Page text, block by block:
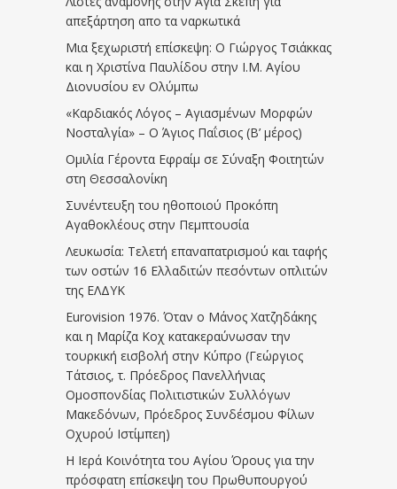
απεξάρτηση απο τα ναρκωτικά
Μια ξεχωριστή επίσκεψη: Ο Γιώργος Τσιάκκας
και η Χριστίνα Παυλίδου στην Ι.Μ. Αγίου
Διονυσίου εν Ολύμπω
«Καρδιακός Λόγος – Αγιασμένων Μορφών
Νοσταλγία» – Ο Άγιος Παΐσιος (Β’ μέρος)
Ομιλία Γέροντα Εφραίμ σε Σύναξη Φοιτητών
στη Θεσσαλονίκη
Συνέντευξη του ηθοποιού Προκόπη
Αγαθοκλέους στην Πεμπτουσία
Λευκωσία: Τελετή επαναπατρισμού και ταφής
των οστών 16 Ελλαδιτών πεσόντων οπλιτών
της ΕΛΔΥΚ
Eurovision 1976. Όταν ο Μάνος Χατζηδάκης
και η Μαρίζα Κοχ κατακεραύνωσαν την
τουρκική εισβολή στην Κύπρο (Γεώργιος
Τάτσιος, τ. Πρόεδρος Πανελλήνιας
Ομοσπονδίας Πολιτιστικών Συλλόγων
Μακεδόνων, Πρόεδρος Συνδέσμου Φίλων
Οχυρού Ιστίμπεη)
Η Ιερά Κοινότητα του Αγίου Όρους για την
πρόσφατη επίσκεψη του Πρωθυπουργού